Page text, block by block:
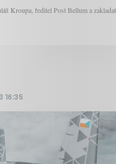
Kroupa, ředitel Post Bellum a
16:35